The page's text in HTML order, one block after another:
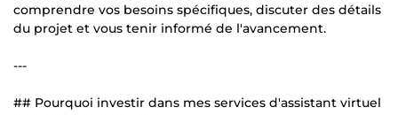
comprendre vos besoins spécifiques, discuter des détails
du projet et vous tenir informé de l'avancement.
---
## Pourquoi investir dans mes services d'assistant virtuel